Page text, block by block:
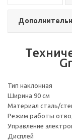
Тип наклонная
Ширина 90 см
Материал сталь/
Режим работы
Управление
Дисплей